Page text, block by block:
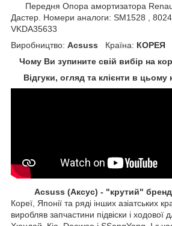
Передня Опора амортизатора
Дастер. Номери аналоги: SM1528 ,
VKDA35633
Виробництво: Acsuss Країна: КОРЕЯ
Чому Ви зупините свій вибір на
Відгуки, огляд та клієнти в цьому
Acsuss (Аксус) - "крутий"
Кореї, Японії та ряді інших азіатських
виробляв запчастини підвіски і ходової